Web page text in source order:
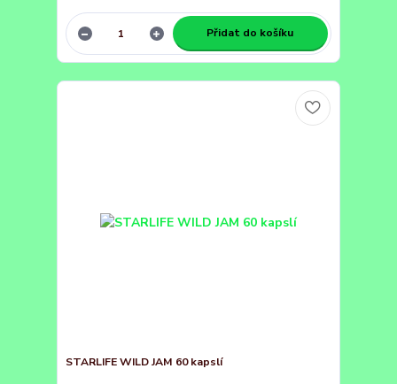
Přidat do košíku
STARLIFE WILD JAM 60 kapslí